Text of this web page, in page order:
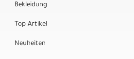
Bekleidung
Top Artikel
Neuheiten